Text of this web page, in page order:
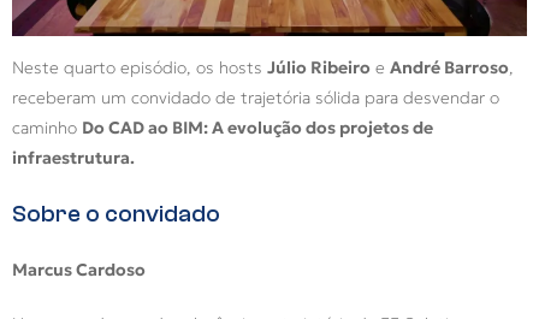
Neste quarto episódio, os hosts Júlio Ribeiro e André Barroso,
receberam um convidado de trajetória sólida para desvendar o
caminho Do CAD ao BIM: A evolução dos projetos de
infraestrutura.
Sobre o convidado
Marcus Cardoso